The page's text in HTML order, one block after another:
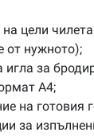
цели
от нужното);
игла за
А4;
на готовия
за